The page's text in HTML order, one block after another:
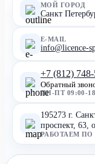
МОЙ ГОРОД
Санкт
E-MAIL
info@licence-
+7 (812)
Обратный
ПН-ПТ 09:00-
195273 г.
проспект, 63,
РАБОТАЕМ